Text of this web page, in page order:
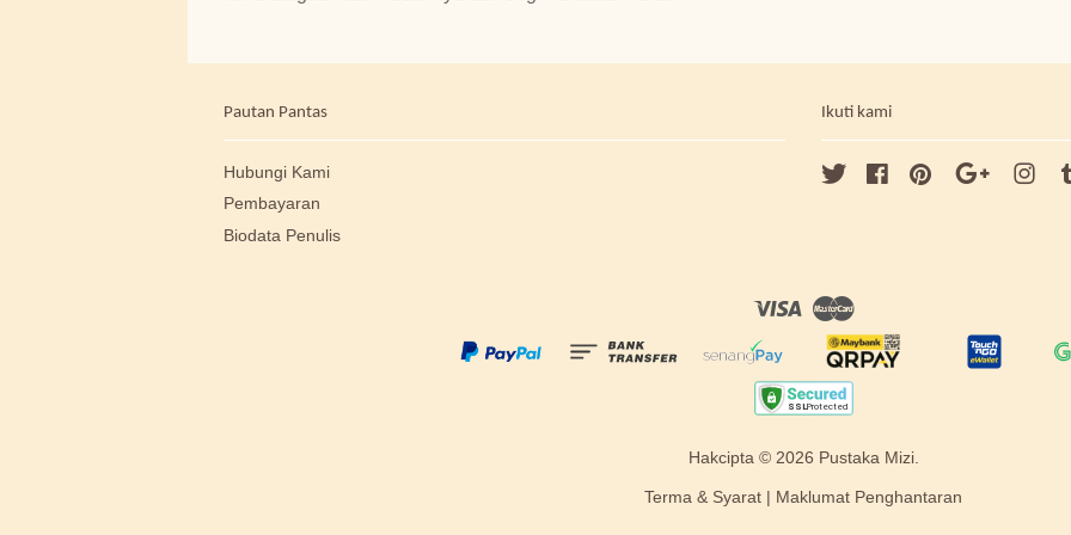
Pautan Pantas
Hubungi Kami
Pembayaran
Biodata Penulis
Ikuti kami
Twitter FacebookPinterest Google
Visa Master
Hakcipta © 2026 Pustaka Mizi.
Terma & Syarat Maklumat Penghantaran